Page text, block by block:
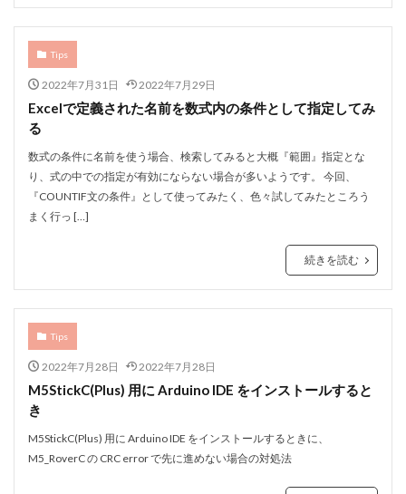
Tips
2022年7月31日 2022年7月29日
Excelで定義された名前を数式内の条件として指定してみ
る
数式の条件に名前を使う場合、検索してみると大概『範囲』指定とな
り、式の中での指定が有効にならない場合が多いようです。 今回、
『COUNTIF文の条件』として使ってみたく、色々試してみたところう
まく行っ […]
続きを読む
Tips
2022年7月28日 2022年7月28日
M5StickC(Plus) 用に Arduino IDE をインストールすると
き
M5StickC(Plus) 用に Arduino IDE をインストールするときに、
M5_RoverC の CRC error で先に進めない場合の対処法